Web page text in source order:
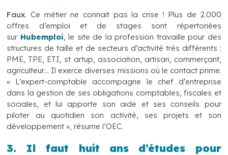
Faux. Ce métier ne connaît pas la crise ! Plus de 2.000
offres d’emploi et de stages sont répertoriées
sur Hubemploi , le site de la profession travaille pour des
structures de taille et de secteurs d’activité très différents :
PME, TPE, ETI, st artup, association, artisan, commerçant,
agriculteur… Il exerce diverses missions où le contact prime.
« L’expert-comptable accompagne le chef d’entreprise
dans la gestion de ses obligations comptables, fiscales et
sociales, et lui apporte son aide et ses conseils pour
piloter au quotidien son activité, ses projets et son
développement », résume l’OEC.
3. Il faut huit ans d’études pour